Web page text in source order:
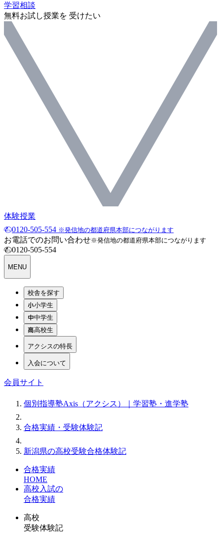
学習相談
無料お試し授業を 受けたい
体験授業
0120-505-554 ※発信地の都道府県本部につながります
お電話でのお問い合わせ※発信地の都道府県本部につながります
0120-505-554
MENU
校舎を探す
小学生
中学生
高校生
アクシスの特長
入会について
会員サイト
個別指導塾Axis（アクシス）｜学習塾・進学塾
合格実績・受験体験記
新潟県の高校受験合格体験記
合格実績
HOME
高校入試の
合格実績
高校
受験体験記